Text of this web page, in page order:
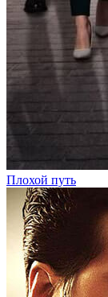
Плохой путь